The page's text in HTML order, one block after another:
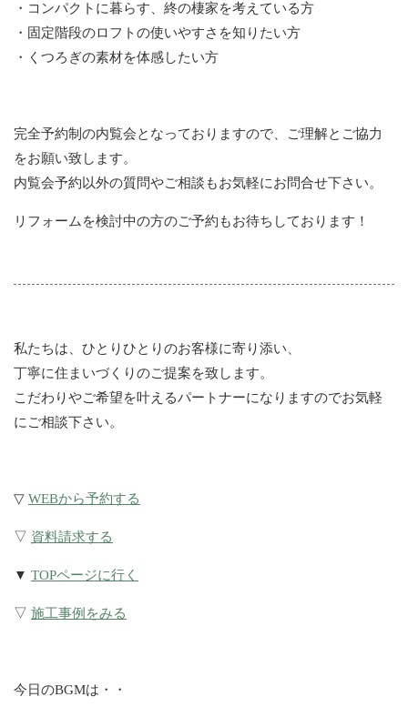
・コンパクトに暮らす、終の棲家を考えている方
・固定階段のロフトの使いやすさを知りたい方
・くつろぎの素材を体感したい方
完全予約制の内覧会となっておりますので、ご理解とご協力
をお願い致します。
内覧会予約以外の質問やご相談もお気軽にお問合せ下さい。
リフォームを検討中の方のご予約もお待ちしております！
私たちは、ひとりひとりのお客様に寄り添い、
丁寧に住まいづくりのご提案を致します。
こだわりやご希望を叶えるパートナーになりますのでお気軽
にご相談下さい。
▽ WEBから予約する
▽ 資料請求する
▼ TOPページに行く
▽ 施工事例をみる
今日のBGMは・・